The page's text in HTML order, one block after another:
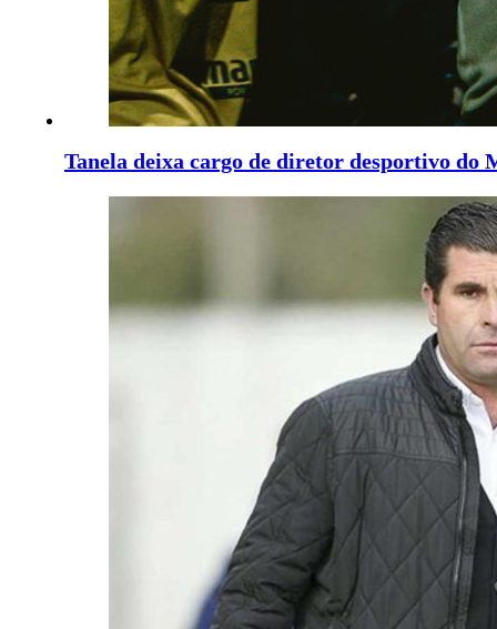
Tanela deixa cargo de diretor desportivo do